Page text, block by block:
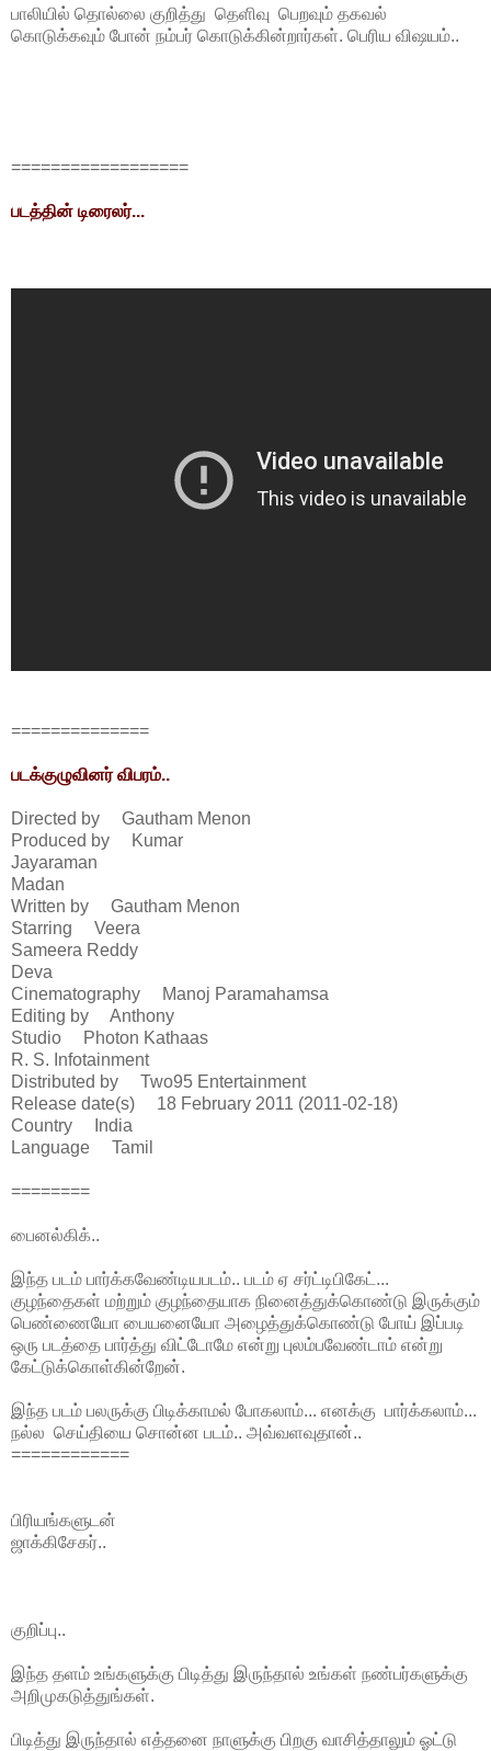
பாலியில் தொல்லை குறித்து தெளிவு பெறவும் தகவல்
கொடுக்கவும் போன் நம்பர் கொடுக்கின்றார்கள். பெரிய விஷயம்..
==================
படத்தின் டிரைலர்...
==============
படக்குழுவினர் விபரம்..
Directed by Gautham Menon
Produced by Kumar
Jayaraman
Madan
Written by Gautham Menon
Starring Veera
Sameera Reddy
Deva
Cinematography Manoj Paramahamsa
Editing by Anthony
Studio Photon Kathaas
R. S. Infotainment
Distributed by Two95 Entertainment
Release date(s) 18 February 2011 (2011-02-18)
Country India
Language Tamil
========
பைனல்கிக்..
இந்த படம் பார்க்கவேண்டியபடம்.. படம் ஏ சர்ட்டிபிகேட்...
குழந்தைகள் மற்றும் குழந்தையாக நினைத்துக்கொண்டு இருக்கும்
பெண்ணையோ பையனையோ அழைத்துக்கொண்டு போய் இப்படி
ஒரு படத்தை பார்த்து விட்டோமே என்று புலம்பவேண்டாம் என்று
கேட்டுக்கொள்கின்றேன்.
இந்த படம் பலருக்கு பிடிக்காமல் போகலாம்... எனக்கு பார்க்கலாம்...
நல்ல செய்தியை சொன்ன படம்.. அவ்வளவுதான்..
============
பிரியங்களுடன்
ஜாக்கிசேகர்..
குறிப்பு..
இந்த தளம் உங்களுக்கு பிடித்து இருந்தால் உங்கள் நண்பர்களுக்கு
அறிமுகடுத்துங்கள்.
பிடித்து இருந்தால் எத்தனை நாளுக்கு பிறகு வாசித்தாலும் ஓட்டு